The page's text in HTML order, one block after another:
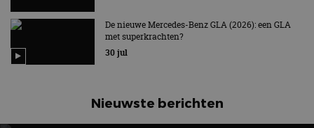
De nieuwe Mercedes-Benz GLA (2026): een GLA
met superkrachten?
30 jul
Nieuwste berichten